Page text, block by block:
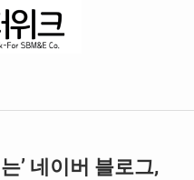
Google
’ 네이버 블로그,